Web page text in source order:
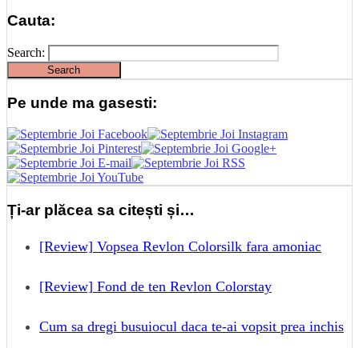
Cauta:
Search:
Pe unde ma gasesti:
Ți-ar plăcea sa citești și…
[Review] Vopsea Revlon Colorsilk fara amoniac
[Review] Fond de ten Revlon Colorstay
Cum sa dregi busuiocul daca te-ai vopsit prea inchis